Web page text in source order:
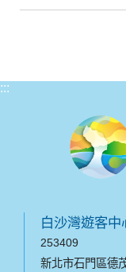
:::
白沙灣遊客中
253409
新北市石門區德